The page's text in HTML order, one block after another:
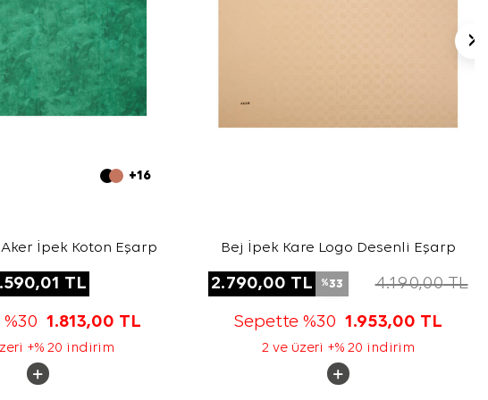
+16
İpek Koton Eşarp
TL
1.813,00 TL
+% 20 indirim
Bej İpek Kare Logo Desenli Eşarp
2.790,00 TL %33 4.190,00TL
Sepette %30 1.953,00 TL
2 ve üzeri +% 20 indirim